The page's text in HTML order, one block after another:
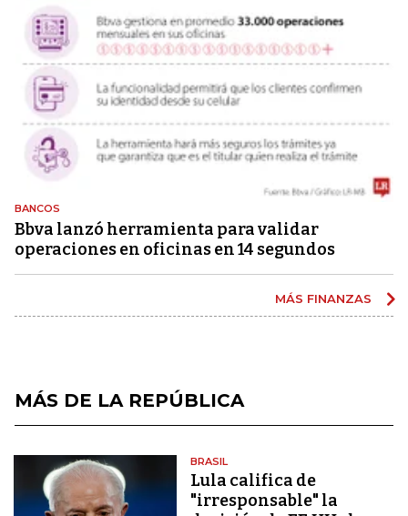
BANCOS
Bbva lanzó herramienta para validar
operaciones en oficinas en 14 segundos
MÁS FINANZAS
MÁS DE LA REPÚBLICA
BRASIL
Lula califica de
"irresponsable" la